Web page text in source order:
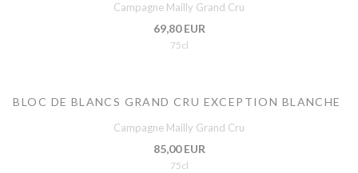
Campagne Mailly Grand Cru
69,80 EUR
75cl
BLOC DE BLANCS GRAND CRU EXCEPTION BLANCHE
Campagne Mailly Grand Cru
85,00 EUR
75cl